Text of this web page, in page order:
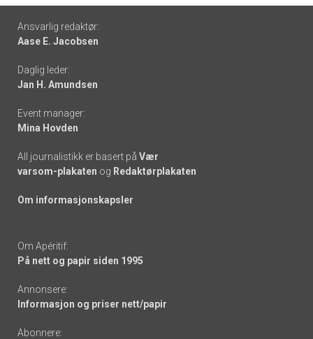
Footer
-
links
Ansvarlig redaktør:
Aase E. Jacobsen
Daglig leder:
Jan H. Amundsen
Event manager:
Mina Hovden
All journalistikk er basert på Vær
varsom-plakaten og Redaktørplakaten
Om informasjonskapsler
Om Apéritif:
På nett og papir siden 1995
Annonsere:
Informasjon og priser nett/papir
Abonnere: